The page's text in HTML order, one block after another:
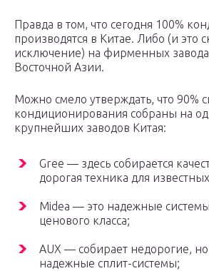
Правда в том, что сегодня 100%
производятся в Китае. Либо (и это
исключение) на фирменных
Восточной Азии.
Можно смело утверждать, что 90%
кондиционирования собраны на
крупнейших заводов Китая:
Gree — здесь собирается
дорогая техника для
Midea — это надежные
ценового класса;
AUX — собирает недорогие, но
надежные сплит-системы;